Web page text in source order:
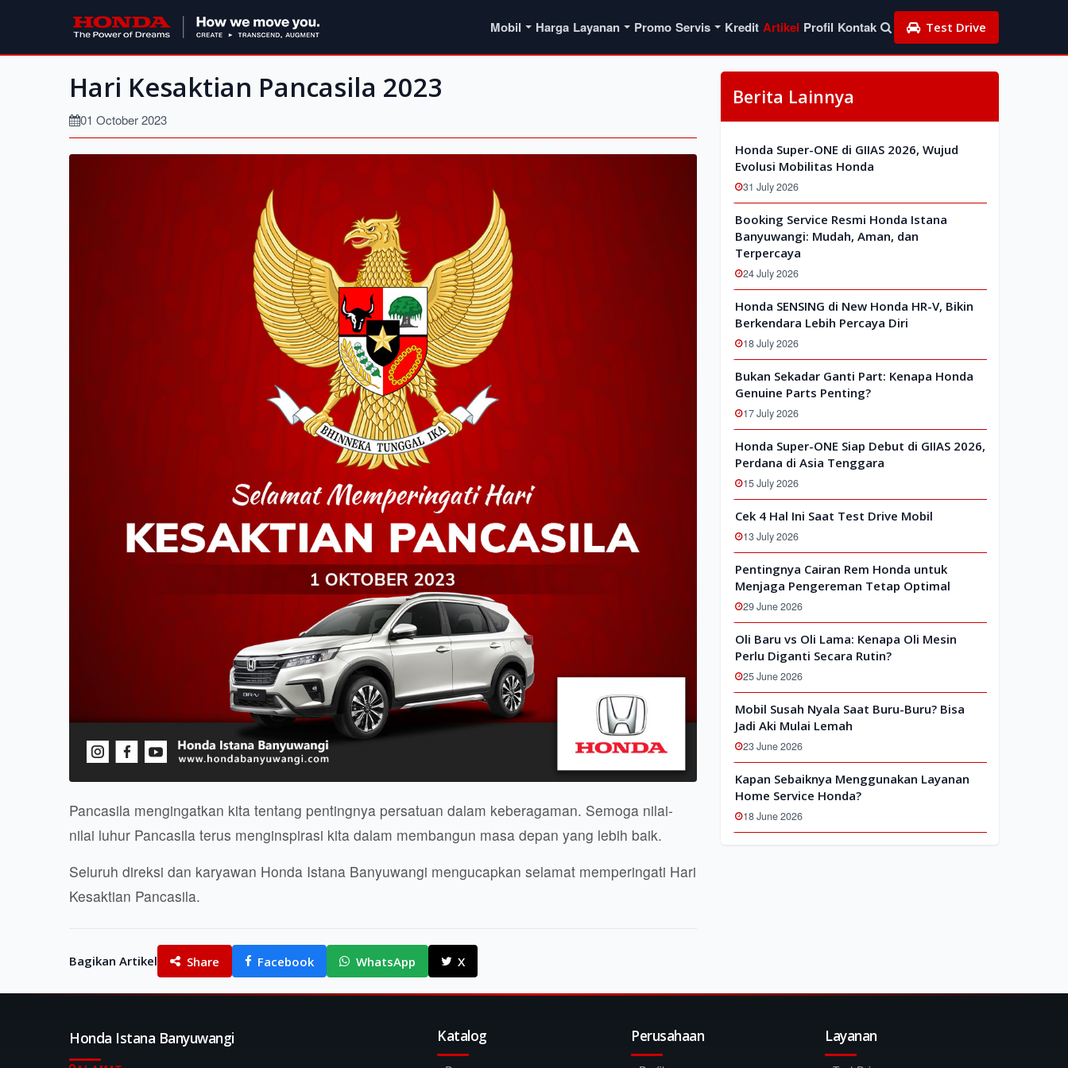
Mobil Harga Layanan Promo Servis Kredit Artikel Profil Kontak Test Drive
Hari Kesaktian Pancasila 2023
01 October 2023
Pancasila mengingatkan kita tentang pentingnya persatuan dalam keberagaman. Semoga nilai-
nilai luhur Pancasila terus menginspirasi kita dalam membangun masa depan yang lebih baik.
Seluruh direksi dan karyawan Honda Istana Banyuwangi mengucapkan selamat memperingati Hari
Kesaktian Pancasila.
Bagikan Artikel Share Facebook WhatsApp X
Berita Lainnya
Honda Super-ONE di GIIAS 2026, Wujud
Evolusi Mobilitas Honda
31 July 2026
Booking Service Resmi Honda Istana
Banyuwangi: Mudah, Aman, dan
Terpercaya
24 July 2026
Honda SENSING di New Honda HR-V, Bikin
Berkendara Lebih Percaya Diri
18 July 2026
Bukan Sekadar Ganti Part: Kenapa Honda
Genuine Parts Penting?
17 July 2026
Honda Super-ONE Siap Debut di GIIAS 2026,
Perdana di Asia Tenggara
15 July 2026
Cek 4 Hal Ini Saat Test Drive Mobil
13 July 2026
Pentingnya Cairan Rem Honda untuk
Menjaga Pengereman Tetap Optimal
29 June 2026
Oli Baru vs Oli Lama: Kenapa Oli Mesin
Perlu Diganti Secara Rutin?
25 June 2026
Mobil Susah Nyala Saat Buru-Buru? Bisa
Jadi Aki Mulai Lemah
23 June 2026
Kapan Sebaiknya Menggunakan Layanan
Home Service Honda?
18 June 2026
Honda Istana Banyuwangi Katalog Perusahaan Layanan